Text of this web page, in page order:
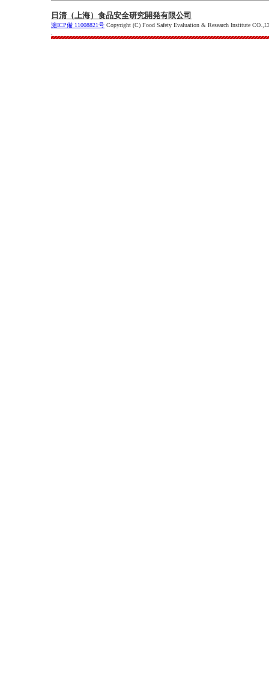
日清（上海）食品安全研究開発有限公司
滬ICP備 11008821号 Copyright (C) Food Safety Evaluation & Research Institute